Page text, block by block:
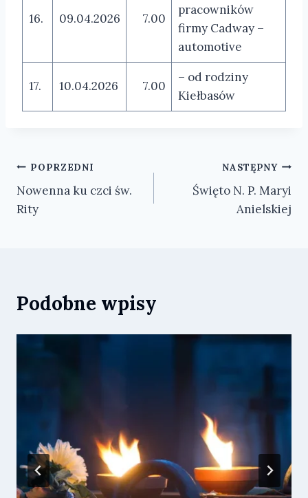
16. 09.04.2026 7.00
pracowników
firmy Cadway –
automotive
17. 10.04.2026 7.00
– od rodziny
Kiełbasów
Nawigacja
wpisu
POPRZEDNI
Nowenna ku czci św.
Rity
NASTĘPNY
Święto N. P. Maryi
Anielskiej
Podobne wpisy